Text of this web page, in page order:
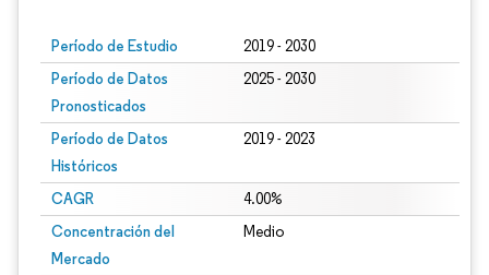
Período de Estudio 2019 - 2030
Período de Datos
Pronosticados
2025 - 2030
Período de Datos
Históricos
2019 - 2023
CAGR 4.00%
Concentración del
Mercado
Medio